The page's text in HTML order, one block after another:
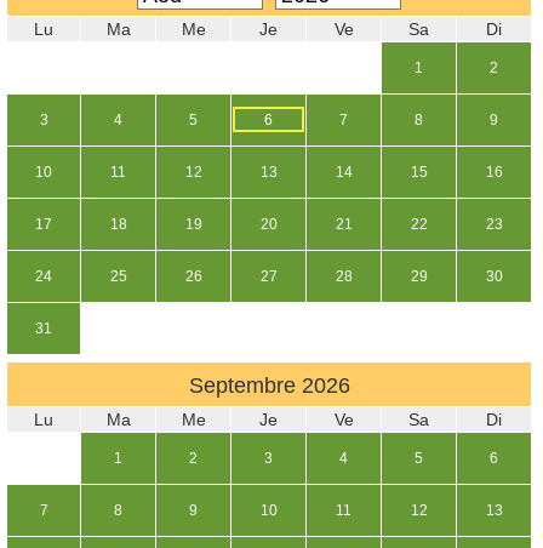
Lu Ma Me Je Ve Sa Di
1 2
3 4 5 6 7 8 9
10 11 12 13 14 15 16
17 18 19 20 21 22 23
24 25 26 27 28 29 30
31
Septembre 2026
Lu Ma Me Je Ve Sa Di
1 2 3 4 5 6
7 8 9 10 11 12 13